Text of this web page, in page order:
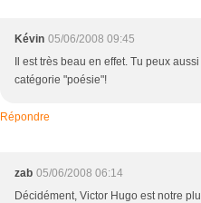
Kévin 05/06/2008 09:45
Il est très beau en effet. Tu peux
catégorie "poésie"!
Répondre
zab 05/06/2008 06:14
Décidément, Victor Hugo est notre